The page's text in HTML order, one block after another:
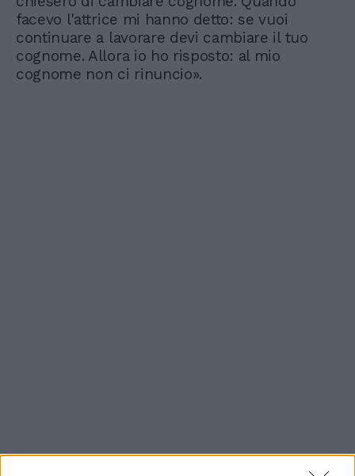
facevo l'attrice mi hanno detto: se vuoi
continuare a lavorare devi cambiare il tuo
cognome. Allora io ho risposto: al mio
cognome non ci rinuncio».